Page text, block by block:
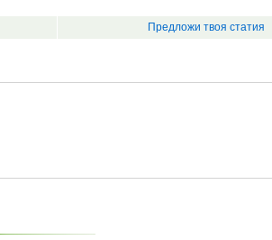
Предложи твоя статия